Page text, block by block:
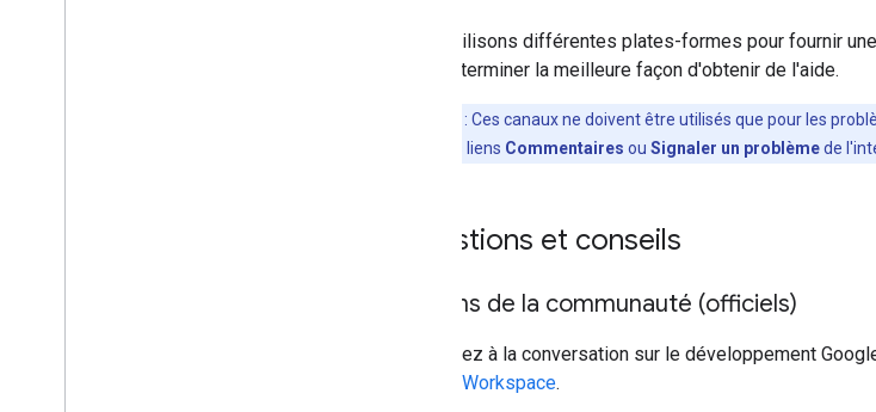
Nous utilisons différentes plates-formes pour fournir
pour déterminer la meilleure façon d'obtenir de l'aide.
: Ces canaux ne doivent être utilisés que pour les
envoyés via les liens Commentaires ou Signaler un problèmede
Questions et conseils
Forums de la communauté (officiels)
Participez à la conversation sur le développement
Google Workspace.